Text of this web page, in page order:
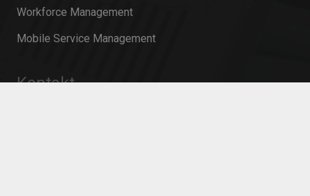
Workforce Management
Mobile Service Management
Kontakt